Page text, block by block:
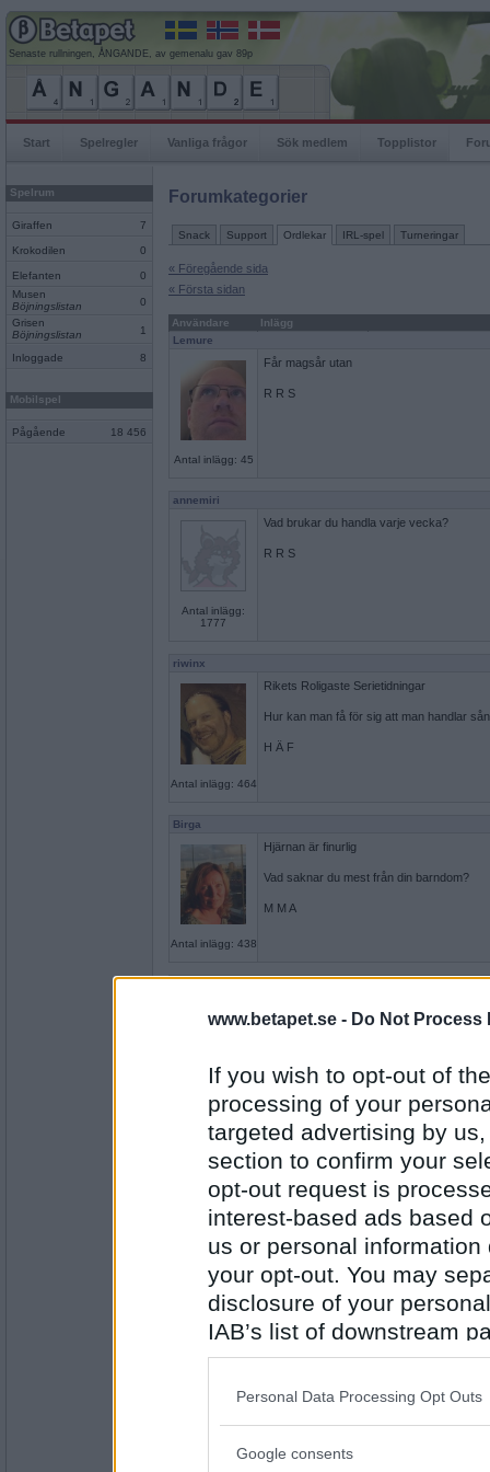
www.betapet.se - Do Not Process
If you wish to opt-out of
processing of your
targeted advertising by
section to confirm your
opt-out request is
interest-based ads based
us or personal
your opt-out. You may
disclosure of your
IAB’s list of downstream
also be disclosed by us
Downstream Participants
Please note that this
Personal Data Processing Opt Outs
Google consents
Senaste rullningen, ÅNGANDE, av gemenalu gav 89p
Start Spelregler Vanliga frågor Sök medlem Topplistor
Spelrum
Giraffen 7
Krokodilen 0
Elefanten
0
Musen
Böjningslistan
0
Grisen
Böjningslistan
1
Inloggade 8
Mobilspel
Pågående 18 456
Forumkategorier
Snack Support Ordlekar IRL-spel Turneringar
« Föregående sida
« Första sidan
Användare
Inlägg
Lemure
Antal inlägg: 45
Får magsår utan
R R S
annemiri
Antal inlägg:
1777
Vad brukar du handla varje vecka?
R R S
riwinx
Antal inlägg: 464
Rikets Roligaste Serietidningar
Hur kan man få för sig att man handlar
H Ä F
Birga
Antal inlägg: 438
Hjärnan är finurlig
Vad saknar du mest från din barndom?
M M A
1777
V B N
Prärieklocka
Antal inlägg:
11487
Vantar, benvärmare, näbbstövlar
Röstade du i EU-valet?
annemiri
Självklart, i tisdags
U H I